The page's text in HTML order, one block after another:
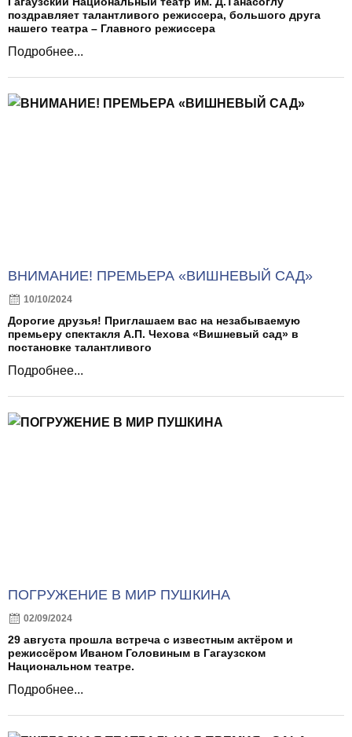
поздравляет талантливого режиссера, большого друга
нашего театра – Главного режиссера
Подробнее...
ВНИМАНИЕ! ПРЕМЬЕРА «ВИШНЕВЫЙ САД»
10/10/2024
Дорогие друзья! Приглашаем вас на незабываемую
премьеру спектакля А.П. Чехова «Вишневый сад» в
постановке талантливого
Подробнее...
ПОГРУЖЕНИЕ В МИР ПУШКИНА
02/09/2024
29 августа прошла встреча с известным актёром и
режиссёром Иваном Головиным в Гагаузском
Национальном театре.
Подробнее...